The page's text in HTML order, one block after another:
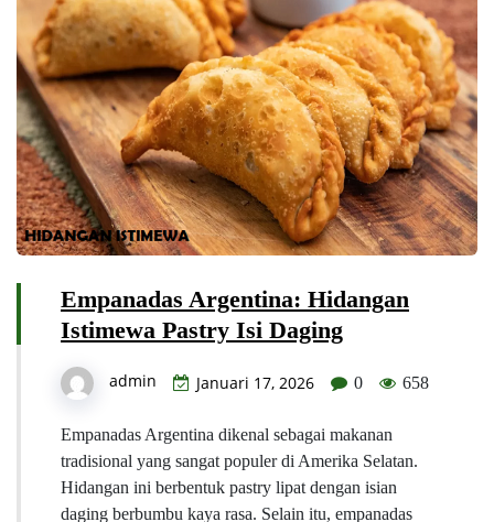
Empanadas Argentina: Hidangan
Istimewa Pastry Isi Daging
admin Januari 17, 2026 0 658
Empanadas Argentina dikenal sebagai makanan
tradisional yang sangat populer di Amerika Selatan.
Hidangan ini berbentuk pastry lipat dengan isian
daging berbumbu kaya rasa. Selain itu, empanadas